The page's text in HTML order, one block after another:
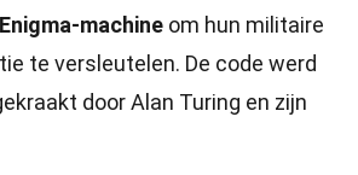
Enigma-machine om hun militaire
te versleutelen. De code werd
door Alan Turing en zijn